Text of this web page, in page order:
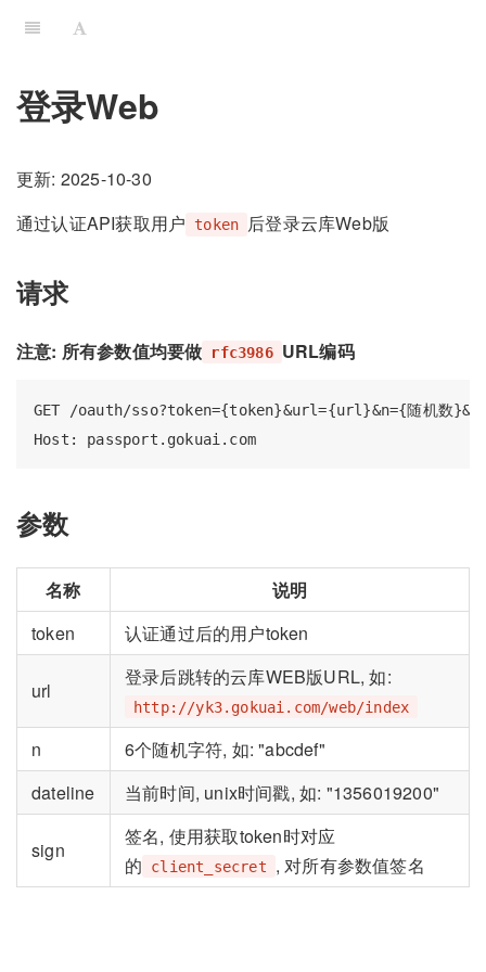
登录Web
更新: 2025-10-30
通过认证API获取用户
token 后登录云库Web版
请求
注意: 所有参数值均要做 rfc3986 URL编码
GET /oauth/sso?token={token}&url={url}&n={随机数
参数
名称
说明
token
认证通过后的用户token
url
登录后跳转的云库WEB版URL, 如:
http://yk3.gokuai.com/web/index
n
6个随机字符, 如: "abcdef"
dateline
当前时间, unix时间戳, 如: "1356019200"
sign
签名, 使用获取token时对应
的
client_secret , 对所有参数值签名